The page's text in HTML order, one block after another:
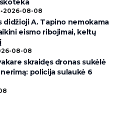
•2026-08-08
didžioji A. Tapino nemokama
eismo ribojimai, keltų
08-08
skraidęs dronas sukėlė
policija sulaukė 6